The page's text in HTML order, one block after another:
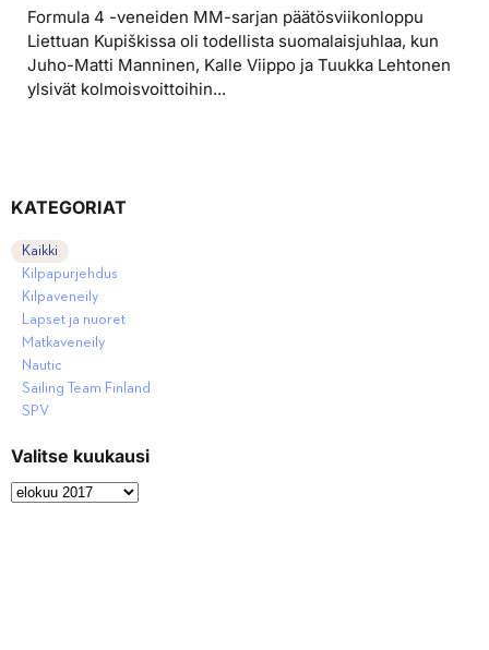
Formula 4 -veneiden MM-sarjan päätösviikonloppu
Liettuan Kupiškissa oli todellista suomalaisjuhlaa, kun
Juho-Matti Manninen, Kalle Viippo ja Tuukka Lehtonen
ylsivät kolmoisvoittoihin...
KATEGORIAT
Kilpapurjehdus
Kilpaveneily
Lapset ja nuoret
Matkaveneily
Nautic
Sailing Team Finland
SPV
Kaikki
Valitse kuukausi